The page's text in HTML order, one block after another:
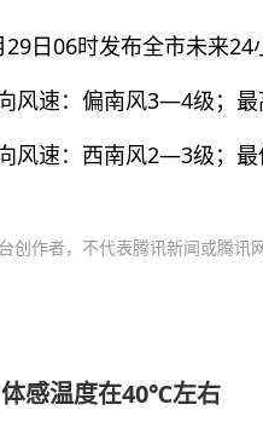
日06时发布全市未来24
风速：偏南风3—4级；
风速：西南风2—3级；
创作者，不代表腾讯新闻或腾讯
感温度在40℃左右